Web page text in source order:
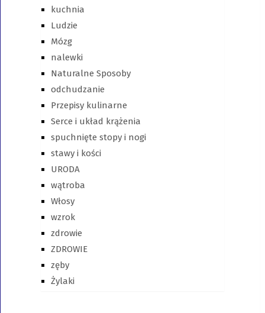
kuchnia
Ludzie
Mózg
nalewki
Naturalne Sposoby
odchudzanie
Przepisy kulinarne
Serce i układ krążenia
spuchnięte stopy i nogi
stawy i kości
URODA
wątroba
Włosy
wzrok
zdrowie
ZDROWIE
zęby
Żylaki